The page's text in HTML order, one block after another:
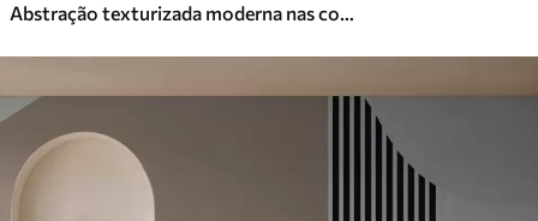
Abstração texturizada moderna nas cores preto e laranja